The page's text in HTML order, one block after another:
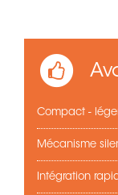
Compact -
Mécanisme
Intégration